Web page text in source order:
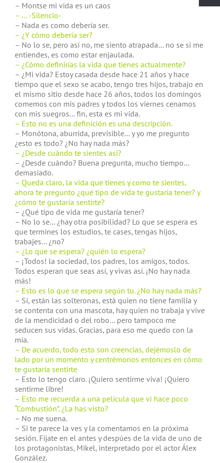
– Montse mi vida es un caos
– … -Silencio-
– Nada es como debería ser.
– ¿Y cómo debería ser?
– No lo se, pero así no, me siento atrapada… no se si me
entiendes, es como estar enjaulada.
– ¿Cómo definirías la vida que tienes actualmente?
– ¿Mi vida? Estoy casada desde hace 21 años y hace
tiempo que el sexo se acabo, tengo tres hijos, trabajo en
el mismo sitio desde hace 26 años, todos los domingos
comemos con mis padres y todos los viernes cenamos
con mis suegros… fin, esta es mi vida.
– Esto no es una definición es una descripción.
– Monótona, aburrida, previsible… y yo me pregunto
¿esto es todo? ¿No hay nada más?
– ¿Desde cuándo te sientes así?
– ¿Desde cuándo? Buena pregunta, mucho tiempo…
demasiado.
– Queda claro, la vida que tienes y como te sientes,
ahora te pregunto ¿qué tipo de vida te gustaría tener? y
¿cómo te gustaría sentirte?
– ¿Qué tipo de vida me gustaría tener?
– No lo se… ¿hay otra posibilidad? Lo que se espera es
que termines los estudios, te cases, tengas hijos,
trabajes… ¿no?
– ¿Lo que se espera? ¿quién lo espera?
– ¡Todos! la sociedad, los padres, los amigos, todos.
Todos esperan que seas así, y vivas así. ¡No hay nada
más!
– Esto es lo que se espera según tu. ¿No hay nada más?
– Sí, están las solteronas, está quien no tiene familia y
se contenta con una mascota, hay quien no trabaja y vive
de la mendicidad o del robo… pero tampoco me
seducen sus vidas. Gracias, para eso me quedo con la
mía.
– De acuerdo, todo esto son creencias, dejémoslo de
lado por un momento y centrémonos entonces en cómo
te gustaría sentirte
– Esto lo tengo claro. ¡Quiero sentirme viva! ¡Quiero
sentirme libre!
– Esto me recuerda a una película que vi hace poco
“Combustión”. ¿La has visto?
– No me suena.
– Si te parece la ves y la comentamos en la próxima
sesión. Fíjate en el antes y despúes de la vida de uno de
los protagonistas, Mikel, interpretado por el actor Álex
González.